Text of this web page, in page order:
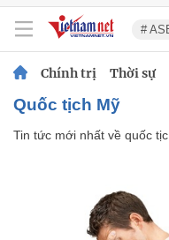
#
Chính trị Thời sự
quốc tịch Mỹ
Tin tức mới nhất về quốc